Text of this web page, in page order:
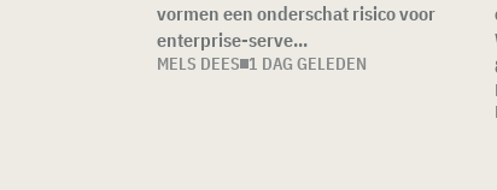
vormen een onderschat risico voor
enterprise-serve...
MELS DEES 1 DAG GELEDEN